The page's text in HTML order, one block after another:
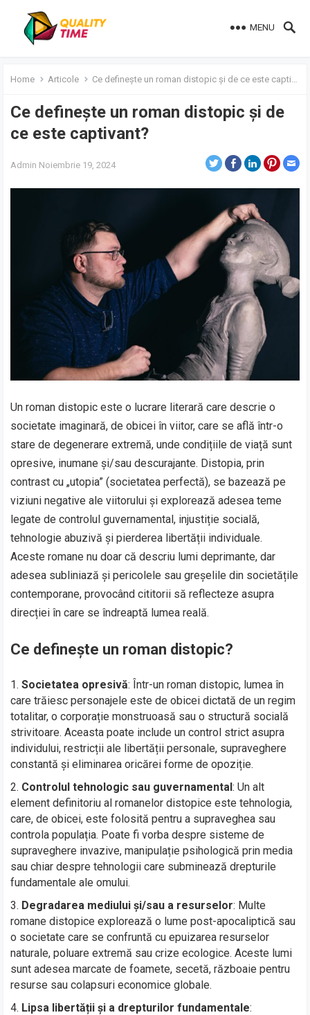
MENU
Home Articole Ce definește un roman distopic și de ce este captivant?
Ce definește un roman distopic și de
ce este captivant?
Admin Noiembrie 19, 2024
Un roman distopic este o lucrare literară care descrie o
societate imaginară, de obicei în viitor, care se află într-o
stare de degenerare extremă, unde condițiile de viață sunt
opresive, inumane și/sau descurajante. Distopia, prin
contrast cu „utopia” (societatea perfectă), se bazează pe
viziuni negative ale viitorului și explorează adesea teme
legate de controlul guvernamental, injustiție socială,
tehnologie abuzivă și pierderea libertății individuale.
Aceste romane nu doar că descriu lumi deprimante, dar
adesea subliniază și pericolele sau greșelile din societățile
contemporane, provocând cititorii să reflecteze asupra
direcției în care se îndreaptă lumea reală.
Ce definește un roman distopic?
Societatea opresivă: Într-un roman distopic, lumea în
care trăiesc personajele este de obicei dictată de un regim
totalitar, o corporație monstruoasă sau o structură socială
strivitoare. Aceasta poate include un control strict asupra
individului, restricții ale libertății personale, supraveghere
constantă și eliminarea oricărei forme de opoziție.
Controlul tehnologic sau guvernamental: Un alt
element definitoriu al romanelor distopice este tehnologia,
care, de obicei, este folosită pentru a supraveghea sau
controla populația. Poate fi vorba despre sisteme de
supraveghere invazive, manipulație psihologică prin media
sau chiar despre tehnologii care subminează drepturile
fundamentale ale omului.
Degradarea mediului și/sau a resurselor: Multe
romane distopice explorează o lume post-apocaliptică sau
o societate care se confruntă cu epuizarea resurselor
naturale, poluare extremă sau crize ecologice. Aceste lumi
sunt adesea marcate de foamete, secetă, războaie pentru
resurse sau colapsuri economice globale.
Lipsa libertății și a drepturilor fundamentale: